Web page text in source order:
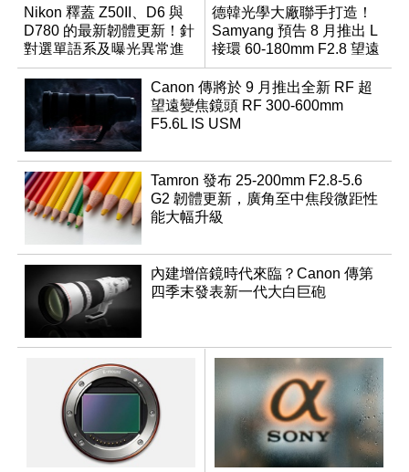
Nikon 釋蓋 Z50II、D6 與
D780 的最新韌體更新！針
對選單語系及曝光異常進
行修復
德韓光學大廠聯手打造！
Samyang 預告 8 月推出 L
接環 60-180mm F2.8 望遠
變焦鏡
Canon 傳將於 9 月推出全新 RF 超
望遠變焦鏡頭 RF 300-600mm
F5.6L IS USM
Tamron 發布 25-200mm F2.8-5.6
G2 韌體更新，廣角至中焦段微距性
能大幅升級
內建增倍鏡時代來臨？Canon 傳第
四季末發表新一代大白巨砲